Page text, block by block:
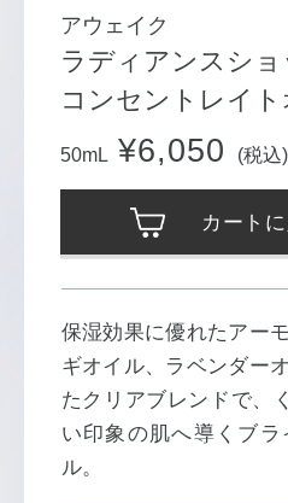
アウェイク
ラディアンスショ
コンセントレイ
50mL ¥6,050 (税込)
カート
保湿効果に優れたアー
ギオイル、ラベンダー
たクリアブレンドで、
い印象の肌へ導くブラ
ル。